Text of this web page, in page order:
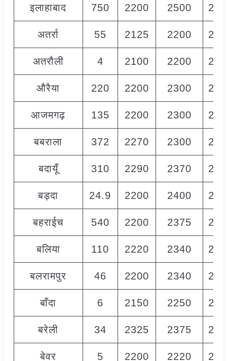
इलाहाबाद 750 2200 2500
अतर्रा 55 2125 2200
अतरौली 4 2100 2200
औरैया 220 2200 2300
आजमगढ़ 135 2200 2300
बबराला 372 2270 2300
बदायूँ 310 2290 2370
बड़दा 24.9 2200 2400
बहराईच 540 2200 2375
बलिया 110 2220 2340
बलरामपुर 46 2200 2340
बाँदा 6 2150 2250
बरेली 34 2325 2375
बेवर 5 2200 2220